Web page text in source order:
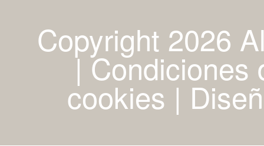
Copyright 2026
| Condiciones
cookies |